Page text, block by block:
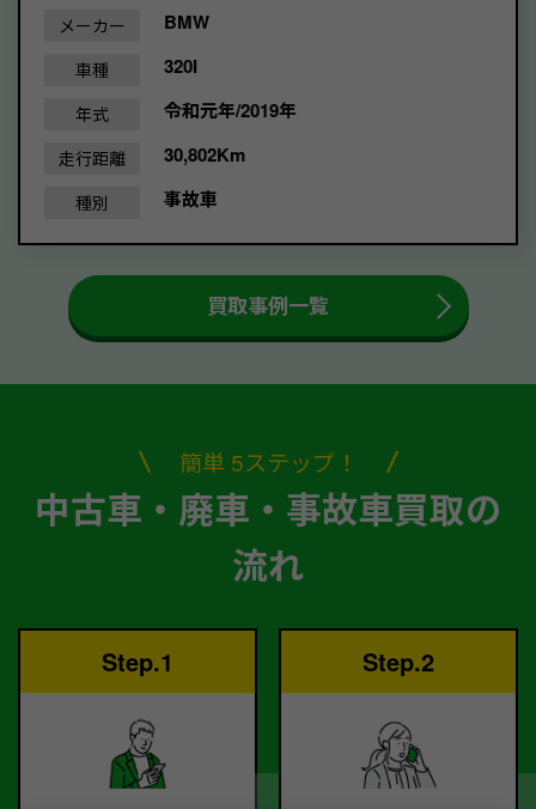
メーカー BMW
車種 320I
年式 令和元年/2019年
走行距離 30,802Km
種別 事故車
買取事例一覧
簡単 5ステップ！
中古車・廃車・事故車買取の
流れ
Step.1 Step.2